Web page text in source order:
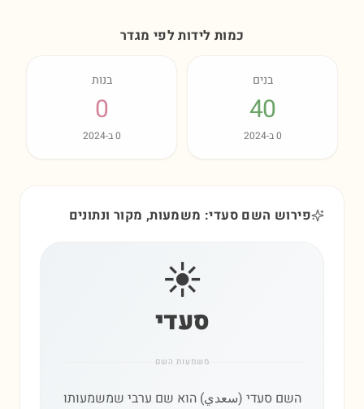
כמות לידות לפי מגדר
בנים
40
0ב-2024
בנות
0
0ב-2024
פירוש השם סעדי: משמעות, מקור ונתונים
☀️
סעדי
משמעות השם
השם סעדי (سعدي) הוא שם ערבי שמשמעותו